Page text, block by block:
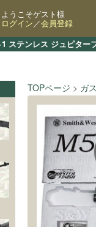
ステンレス ジュピター
ようこそゲスト様
ログイン／会員登録
TOPページ ガ